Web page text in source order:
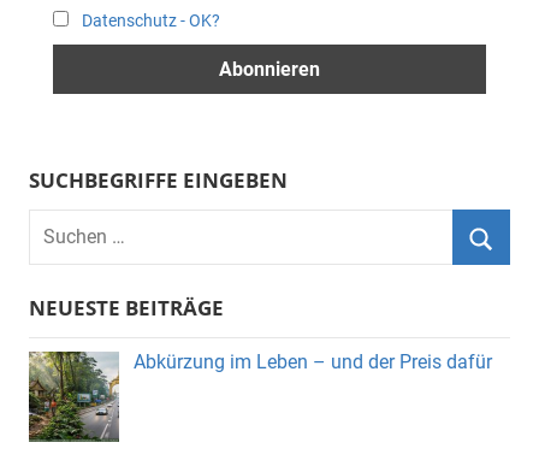
Datenschutz - OK?
SUCHBEGRIFFE EINGEBEN
Suchen
nach:
NEUESTE BEITRÄGE
Abkürzung im Leben – und der Preis dafür